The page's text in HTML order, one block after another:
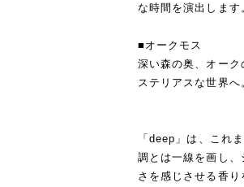
な時間を演出します
■オークモス
深い森の奥、オーク
ステリアスな世界へ
「deep」は、これ
調とは一線を画し
さを感じさせる香り